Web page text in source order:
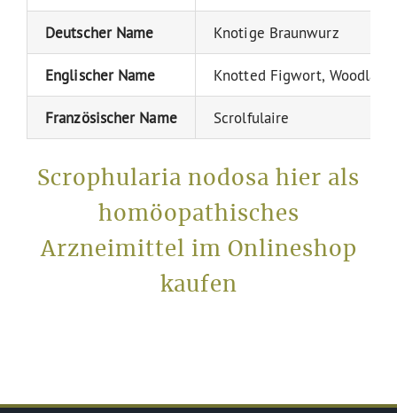
Deutscher Name Knotige Braunwurz
Englischer Name Knotted Figwort,
Französischer Name Scrolfulaire
Scrophularia nodosa hier als
homöopathisches
Arzneimittel im Onlineshop
kaufen